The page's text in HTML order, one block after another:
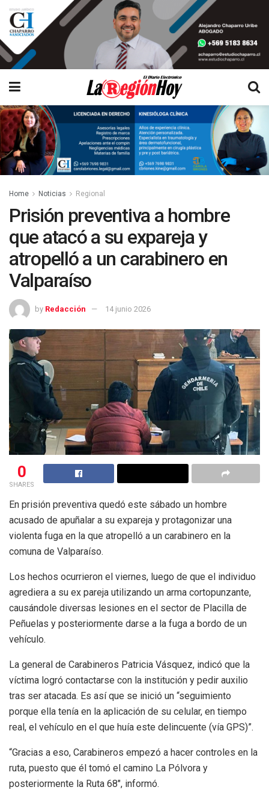
Home Noticias Regional
Prisión preventiva a hombre
que atacó a su expareja y
atropelló a un carabinero en
Valparaíso
by Redacción 14 junio 2026
0
SHARES
En prisión preventiva quedó este sábado un hombre
acusado de apuñalar a su expareja y protagonizar una
violenta fuga en la que atropelló a un carabinero en la
comuna de Valparaíso.
Los hechos ocurrieron el viernes, luego de que el individuo
agrediera a su ex pareja utilizando un arma cortopunzante,
causándole diversas lesiones en el sector de Placilla de
Peñuelas y posteriormente darse a la fuga a bordo de un
vehículo.
La general de Carabineros Patricia Vásquez, indicó que la
víctima logró contactarse con la institución y pedir auxilio
tras ser atacada. Es así que se inició un “seguimiento
porque ella tenía en la aplicación de su celular, en tiempo
real, el vehículo en el que huía este delincuente (vía GPS)”.
“Gracias a eso, Carabineros empezó a hacer controles en la
ruta, puesto que él tomó el camino La Pólvora y
posteriormente la Ruta 68″, informó.